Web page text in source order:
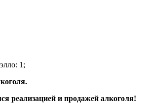
1;
реализацией и продажей алкоголя!